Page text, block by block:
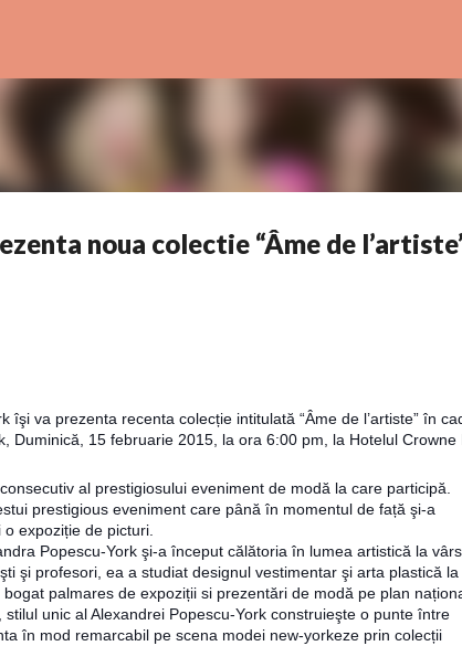
noua colectie “Âme de
va prezenta recenta colecție intitulată “Âme de l’artiste” în
Duminică, 15 februarie 2015, la ora 6:00 pm, la Hotelul Crowne
al prestigiosului eveniment de modă la care participă.
prestigious eveniment care până în momentul de față şi-a
expoziție de picturi.
Popescu-York şi-a început călătoria în lumea artistică la
şi profesori, ea a studiat designul vestimentar şi arta plastică la
palmares de expoziții si prezentări de modă pe plan
unic al Alexandrei Popescu-York construieşte o punte între
în mod remarcabil pe scena modei new-yorkeze prin colecții